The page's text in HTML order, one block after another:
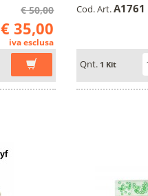
€ 50,00
€ 35,00
iva esclusa
Cod. Art.A1761
Qnt. 1 Kit